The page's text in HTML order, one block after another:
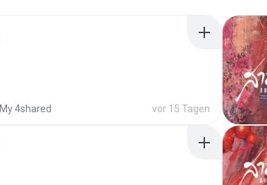
My 4shared vor 15 Tagen